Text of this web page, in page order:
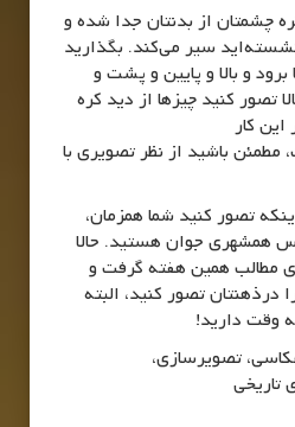
چشمتان از بدنتان جدا شده و
سیر می‌کند. بگذارید
و بالا و پایین و پشت و
تصور کنید چیز‌ها از دید کره
کار
مطمئن باشید از نظر تصویری با
تصور کنید شما همزمان،
همشهری جوان هستید. حالا
مطالب همین هفته گرفت و
در‌ذهنتان تصور کنید، البته
وقت دارید!
تصویرسازی،
تاریخی